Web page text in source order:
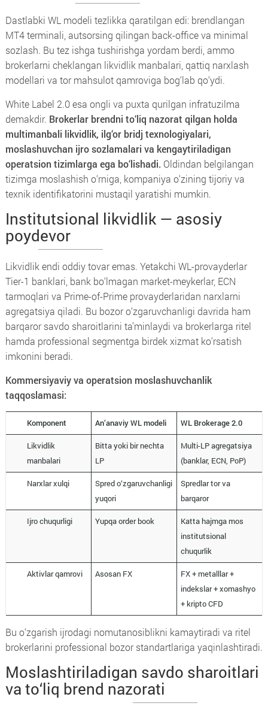
Dastlabki WL modeli tezlikka qaratilgan edi: brendlangan
MT4 terminali, autsorsing qilingan back-office va minimal
sozlash. Bu tez ishga tushirishga yordam berdi, ammo
brokerlarni cheklangan likvidlik manbalari, qattiq narxlash
modellari va tor mahsulot qamroviga bog‘lab qo‘ydi.
White Label 2.0 esa ongli va puxta qurilgan infratuzilma
demakdir. Brokerlar brendni to‘liq nazorat qilgan holda
multimanbali likvidlik, ilg‘or bridj texnologiyalari,
moslashuvchan ijro sozlamalari va kengaytiriladigan
operatsion tizimlarga ega bo‘lishadi. Oldindan belgilangan
tizimga moslashish o‘rniga, kompaniya o‘zining tijoriy va
texnik identifikatorini mustaqil yaratishi mumkin.
Institutsional likvidlik — asosiy
poydevor
Likvidlik endi oddiy tovar emas. Yetakchi WL-provayderlar
Tier-1 banklari, bank bo‘lmagan market-meykerlar, ECN
tarmoqlari va Prime-of-Prime provayderlaridan narxlarni
agregatsiya qiladi. Bu bozor o‘zgaruvchanligi davrida ham
barqaror savdo sharoitlarini ta’minlaydi va brokerlarga ritel
hamda professional segmentga birdek xizmat ko‘rsatish
imkonini beradi.
Kommersiyaviy va operatsion moslashuvchanlik
taqqoslamasi:
Komponent An’anaviy WL modeli WL Brokerage 2.0
Likvidlik
manbalari
Bitta yoki bir nechta
LP
Multi-LP agregatsiya
(banklar, ECN, PoP)
Narxlar xulqi
Spred o‘zgaruvchanligi
yuqori
Spredlar tor va
barqaror
Ijro chuqurligi Yupqa order book
Katta hajmga mos
institutsional
chuqurlik
Aktivlar qamrovi Asosan FX
FX + metalllar +
indekslar + xomashyo
+ kripto CFD
Bu o‘zgarish ijrodagi nomutanosiblikni kamaytiradi va ritel
brokerlarini professional bozor standartlariga yaqinlashtiradi.
Moslashtiriladigan savdo sharoitlari
va to‘liq brend nazorati